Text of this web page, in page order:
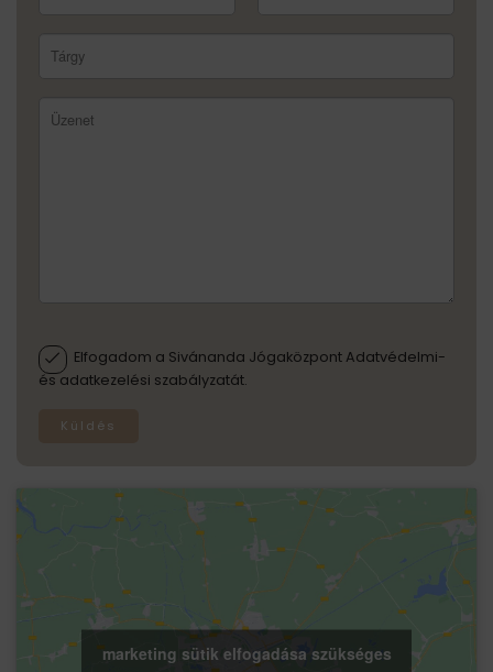
Elfogadom a Sivánanda Jógaközpont Adatvédelmi-
és adatkezelési szabályzatát.
Küldés
marketing sütik elfogadása szükséges